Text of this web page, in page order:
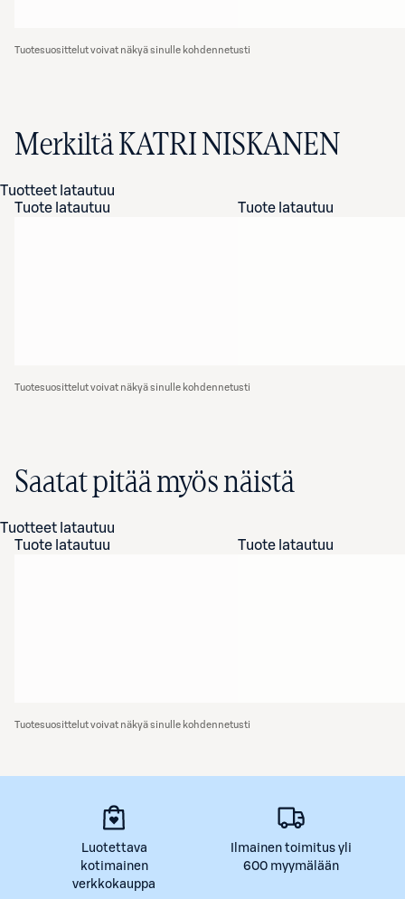
Tuotesuosittelut voivat näkyä sinulle kohdennetusti
Merkiltä KATRI NISKANEN
Tuotteet latautuu
Tuote latautuu
Tuote latautuu
Tuotesuosittelut voivat näkyä sinulle kohdennetusti
Saatat pitää myös näistä
Tuotteet latautuu
Tuote latautuu
Tuote latautuu
Tuotesuosittelut voivat näkyä sinulle kohdennetusti
Luotettava
kotimainen
verkkokauppa
Ilmainen toimitus yli
600 myymälään